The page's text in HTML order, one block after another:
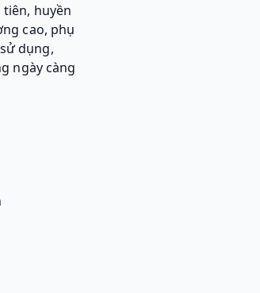
huyền
cao, phụ
dụng,
ngày càng